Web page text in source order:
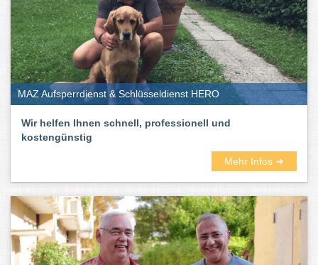
MAZ Aufsperrdienst & Schlüsseldienst HERO
Wir helfen Ihnen schnell, professionell und
kostengünstig
Mehr Infos ➜